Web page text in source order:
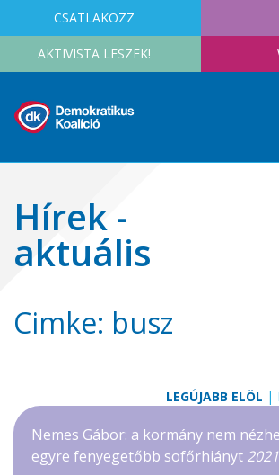
CSATLAKOZZ
AKTIVISTA LESZEK!
Hírek -
aktuális
Cimke: busz
LEGÚJABB ELÖL |
Nemes Gábor: a kormány nem
egyre fenyegetőbb sofőrhiányt